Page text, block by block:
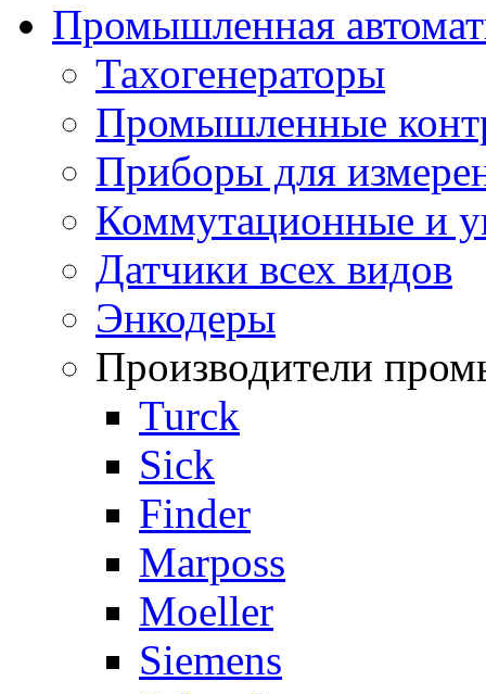
Промышленная
Тахогенераторы
Промышленные
Приборы для
Коммутационные и
Датчики всех видов
Энкодеры
Производители
Turck
Sick
Finder
Marposs
Moeller
Siemens